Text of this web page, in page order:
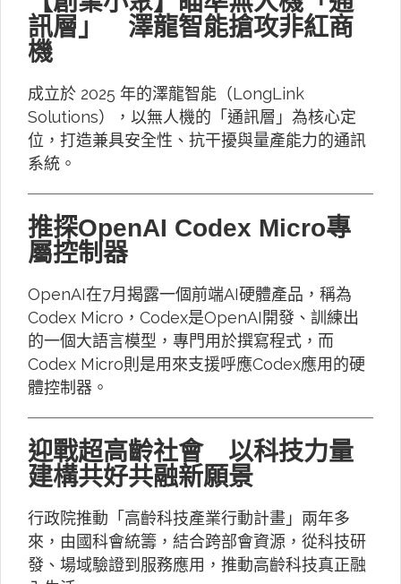
訊層」 澤龍智能搶攻非紅商
機
成立於 2025 年的澤龍智能（LongLink
Solutions），以無人機的「通訊層」為核心定
位，打造兼具安全性、抗干擾與量產能力的通訊
系統。
推探OpenAI Codex Micro專
屬控制器
OpenAI在7月揭露一個前端AI硬體產品，稱為
Codex Micro，Codex是OpenAI開發、訓練出
的一個大語言模型，專門用於撰寫程式，而
Codex Micro則是用來支援呼應Codex應用的硬
體控制器。
迎戰超高齡社會 以科技力量
建構共好共融新願景
行政院推動「高齡科技產業行動計畫」兩年多
來，由國科會統籌，結合跨部會資源，從科技研
發、場域驗證到服務應用，推動高齡科技真正融